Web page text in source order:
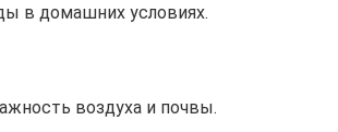
в домашних условиях.
воздуха и почвы.